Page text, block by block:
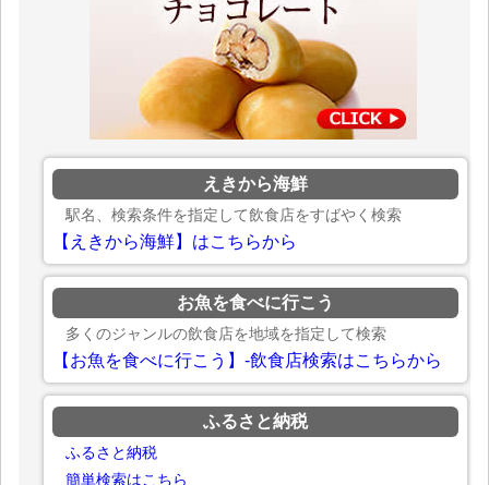
えきから海鮮
駅名、検索条件を指定して飲食店をすばやく検索
【えきから海鮮】はこちらから
お魚を食べに行こう
多くのジャンルの飲食店を地域を指定して検索
【お魚を食べに行こう】-飲食店検索はこちらから
ふるさと納税
ふるさと納税
簡単検索はこちら